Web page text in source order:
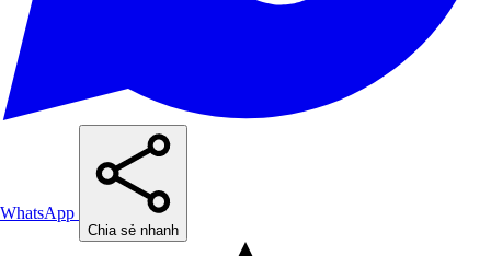
WhatsApp
Chia sẻ nhanh